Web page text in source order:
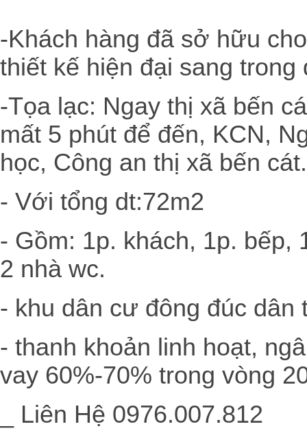
-Khách hàng đã sở hữu
thiết kế hiện đại sang trong
-Tọa lạc: Ngay thị xã bến
mất 5 phút để đến, KCN,
học, Công an thị xã bến cát.
- Với tổng dt:72m2
- Gồm: 1p. khách, 1p. bếp,
2 nhà wc.
- khu dân cư đông đúc dân
- thanh khoản linh hoạt,
vay 60%-70% trong vòng
_ Liên Hệ 0976.007.812